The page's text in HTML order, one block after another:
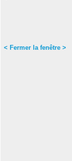
< Fermer la fenêtre >